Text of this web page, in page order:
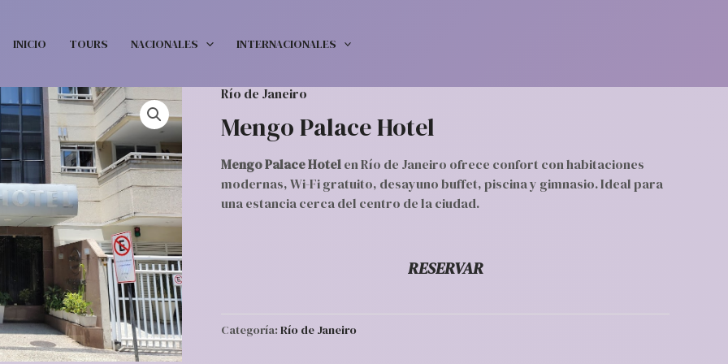
INICIO TOURS NACIONALES INTERNACIONALES
Río de Janeiro
Mengo Palace Hotel
Mengo Palace Hotelen Río de Janeiro ofrece confort con habitaciones
modernas, Wi-Fi gratuito, desayuno buffet, piscina y gimnasio. Ideal para
una estancia cerca del centro de la ciudad.
RESERVAR
Categoría: Río de Janeiro